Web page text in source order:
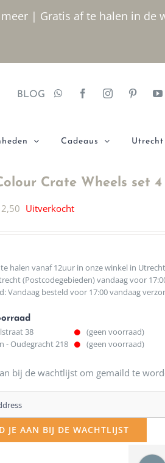
| Gratis af te halen in
BLOG
Cadeaus Utrecht
Crate Wheels set
Huidige
€12,50.
Uitverkocht
halen vanaf 12uur in onze winkel in Utrecht
(Postcodegebieden) vandaag voor
Vandaag besteld voor 17:00 vandaag
38
(geen voorraad)
- Oudegracht 218
(geen voorraad)
bij de wachtlijst om gemaild te
JE AAN BIJ DE WACHTLIJST